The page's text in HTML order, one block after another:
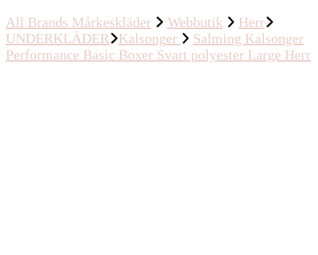
All Brands Mårkeskläder Webbutik
Herr
UNDERKLÄDER
Kalsonger
Salming Kalsonger
Performance Basic Boxer Svart polyester Large Herr